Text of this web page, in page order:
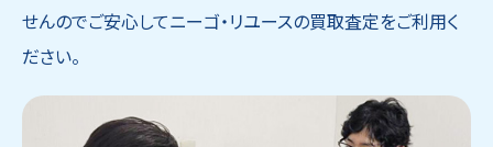
せんのでご安心してニーゴ・リユースの買取査定をご利用く
ださい。